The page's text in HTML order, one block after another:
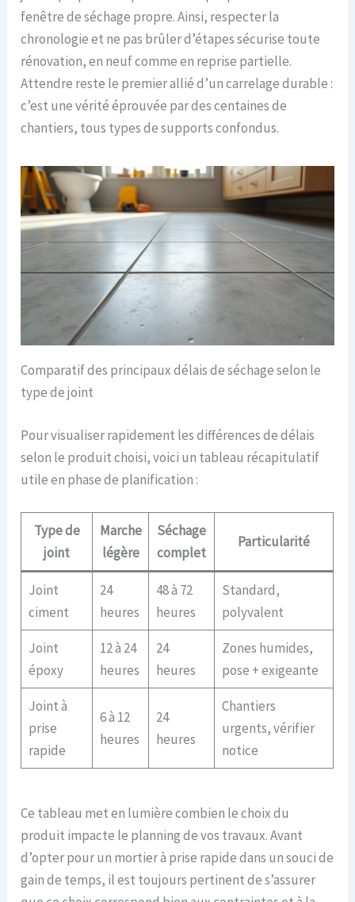
fenêtre de séchage propre. Ainsi, respecter la
chronologie et ne pas brûler d’étapes sécurise toute
rénovation, en neuf comme en reprise partielle.
Attendre reste le premier allié d’un carrelage durable :
c’est une vérité éprouvée par des centaines de
chantiers, tous types de supports confondus.
Comparatif des principaux délais de séchage selon le
type de joint
Pour visualiser rapidement les différences de délais
selon le produit choisi, voici un tableau récapitulatif
utile en phase de planification :
Type de
joint
Marche
légère
Séchage
complet
Particularité
Joint
ciment
24
heures
48 à 72
heures
Standard,
polyvalent
Joint
époxy
12 à 24
heures
24
heures
Zones humides,
pose + exigeante
Joint à
prise
rapide
6 à 12
heures
24
heures
Chantiers
urgents, vérifier
notice
Ce tableau met en lumière combien le choix du
produit impacte le planning de vos travaux. Avant
d’opter pour un mortier à prise rapide dans un souci de
gain de temps, il est toujours pertinent de s’assurer